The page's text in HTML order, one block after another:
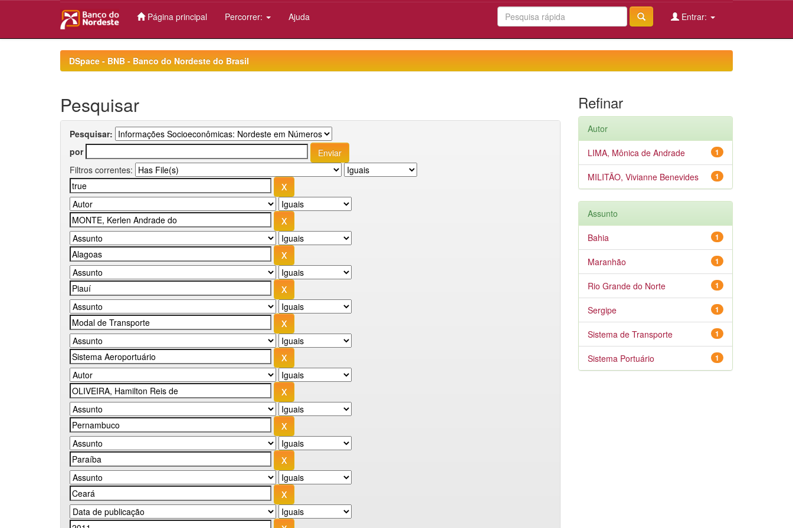
Página principal Percorrer: Ajuda Entrar:
DSpace - BNB - Banco do Nordeste do Brasil
Pesquisar
Pesquisar:
por
Filtros correntes:
Refinar
Autor
1
LIMA, Mônica de Andrade
1
MILITÃO, Vivianne Benevides
Assunto
1
Bahia
1
Maranhão
1
Rio Grande do Norte
1
Sergipe
1
Sistema de Transporte
1
Sistema Portuário